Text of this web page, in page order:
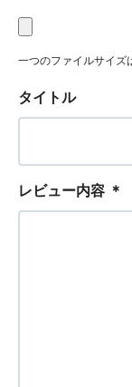
一つのファイルサイズ
タイトル
レビュー内容 ＊